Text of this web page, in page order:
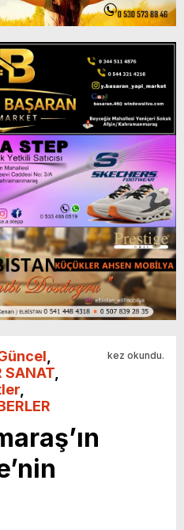
SANAT
kez okundu.